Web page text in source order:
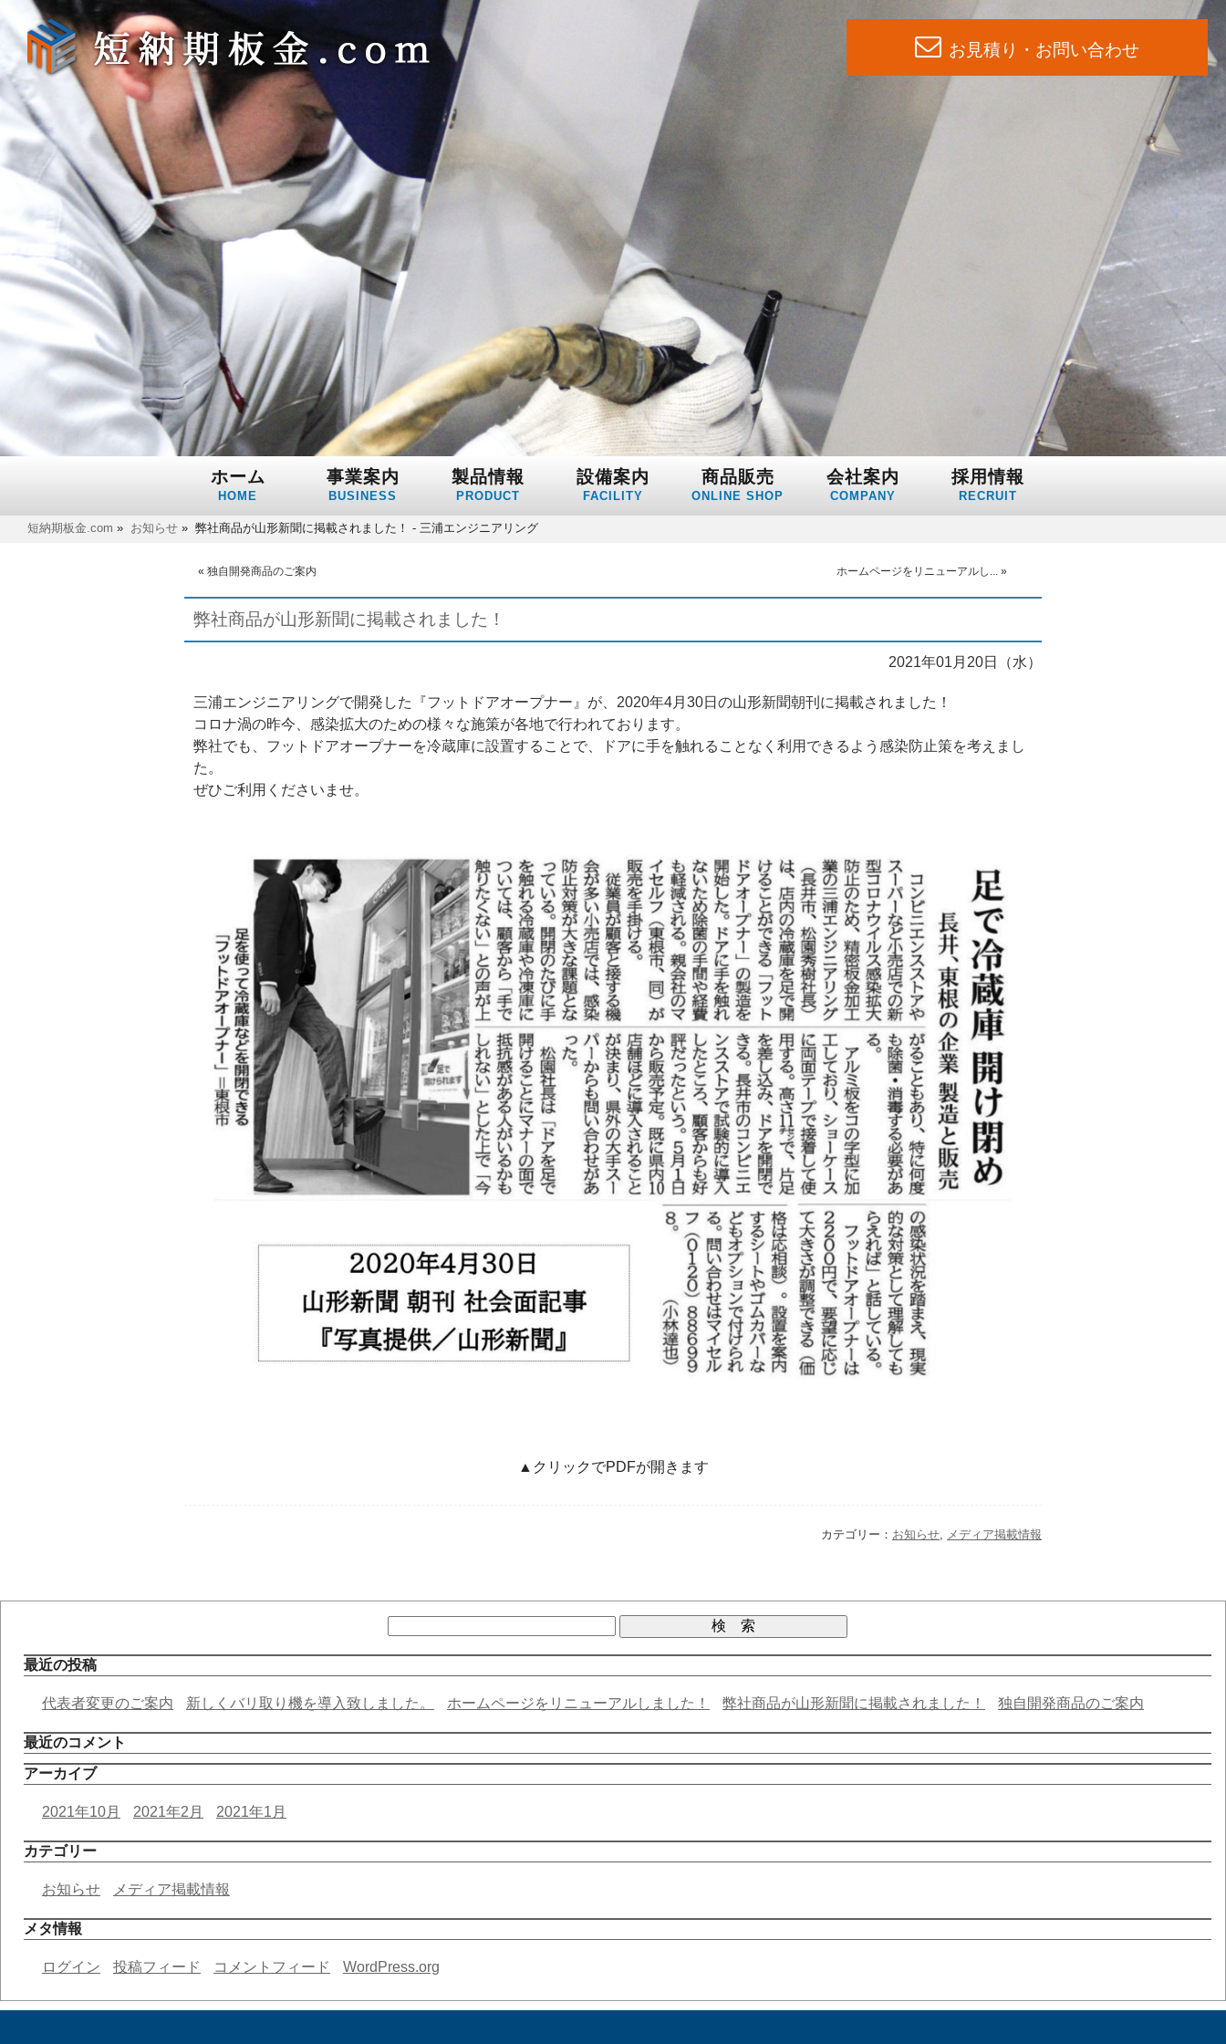
お見積り・お問い合わせ
ホーム
HOME
事業案内
BUSINESS
製品情報
PRODUCT
設備案内
FACILITY
商品販売
ONLINE SHOP
会社案内
COMPANY
採用情報
RECRUIT
短納期板金.com » お知らせ » 弊社商品が山形新聞に掲載されました！ - 三浦エンジニアリング
« 独自開発商品のご案内 ホームページをリニューアルし... »
弊社商品が山形新聞に掲載されました！
2021年01月20日（水）
三浦エンジニアリングで開発した『フットドアオープナー』が、2020年4月30日の山形新聞朝刊に掲載されました！
コロナ渦の昨今、感染拡大のための様々な施策が各地で行われております。
弊社でも、フットドアオープナーを冷蔵庫に設置することで、ドアに手を触れることなく利用できるよう感染防止策を考えまし
た。
ぜひご利用くださいませ。
▲クリックでPDFが開きます
カテゴリー： お知らせ, メディア掲載情報
最近の投稿
代表者変更のご案内 新しくバリ取り機を導入致しました。 ホームページをリニューアルしました！ 弊社商品が山形新聞に掲載されました！ 独自開発商品のご案内
最近のコメント
アーカイブ
2021年10月 2021年2月 2021年1月
カテゴリー
お知らせ メディア掲載情報
メタ情報
ログイン 投稿フィード コメントフィード WordPress.org